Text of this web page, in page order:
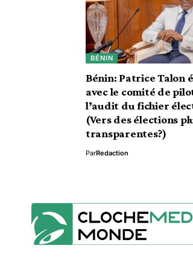
BÉNIN
Bénin: Patrice Talon
avec le comité de
l’audit du fichier
(Vers des élections
transparentes?)
ParRedaction